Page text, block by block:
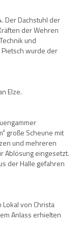
Der Dachstuhl der
der Wehren
und
wurde der
Elze.
große Scheune mit
und mehreren
Ablösung eingesetzt.
der Halle gefahren
von Christa
Anlass erhielten